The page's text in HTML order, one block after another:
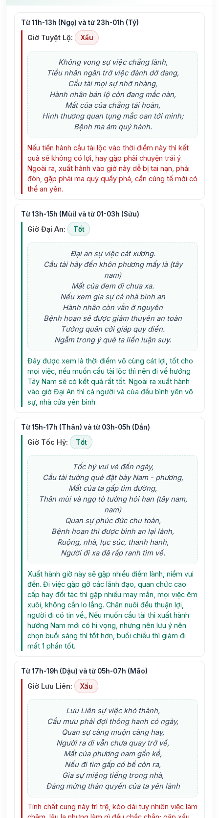
Từ 11h-13h (Ngọ) và từ 23h-01h (Tý)
Giờ Tuyệt Lộ: Xấu
Không vong sự việc chẳng lành,
Tiểu nhân ngăn trở việc đành dở dang,
Cầu tài mọi sự nhỡ nhàng,
Hành nhân bán lộ còn đang mắc nàn,
Mất của của chẳng tái hoàn,
Hình thương quan tụng mắc oan tới mình;
Bệnh ma ám quỷ hành.
Nếu tiến hành cầu tài lộc vào thời điểm này thì kết
quả sẽ không có lợi, hay gặp phải chuyện trái ý.
Ngoài ra, xuất hành vào giờ này dễ bị tai nạn, phải
đòn, gặp phải ma quỷ quấy phá, cần cúng tế mới có
thể an yên.
Từ 13h-15h (Mùi) và từ 01-03h (Sửu)
Giờ Đại An: Tốt
Đại an sự việc cát xương.
Cầu tài hãy đến khôn phương mấy là (tây
nam)
Mất của đem đi chưa xa.
Nếu xem gia sự cả nhà bình an
Hành nhân còn vẫn ở nguyên
Bệnh hoạn sẽ được giảm thuyên an toàn
Tướng quân cởi giáp quy điền.
Ngẫm trong ý quẻ ta liền luận suy.
Đây được xem là thời điểm vô cùng cát lợi, tốt cho
mọi việc, nếu muốn cầu tài lộc thì nên đi về hướng
Tây Nam sẽ có kết quả rất tốt. Ngoài ra xuất hành
vào giờ Đại An thì cả người và của đều bình yên vô
sự, nhà cửa yên bình.
Từ 15h-17h (Thân) và từ 03h-05h (Dần)
Giờ Tốc Hỷ: Tốt
Tốc hỷ vui vẻ đến ngày,
Cầu tài tưởng quẻ đặt bày Nam - phương,
Mất của ta gấp tìm đường,
Thân mùi và ngọ tỏ tường hỏi han (tây nam,
nam)
Quan sự phúc đức chu toàn,
Bệnh hoạn thì được bình an lại lành,
Ruộng, nhà, lục súc, thanh hanh,
Người đi xa đã rấp ranh tìm về.
Xuất hành giờ này sẽ gặp nhiều điềm lành, niềm vui
đến. Đi việc gặp gỡ các lãnh đạo, quan chức cao
cấp hay đối tác thì gặp nhiều may mắn, mọi việc êm
xuôi, không cần lo lắng. Chăn nuôi đều thuận lợi,
người đi có tin về., Nếu muốn cầu tài thì xuất hành
hướng Nam mới có hi vọng, nhưng nên lưu ý nên
chọn buổi sáng thì tốt hơn, buổi chiều thì giảm đi
mất 1 phần tốt.
Từ 17h-19h (Dậu) và từ 05h-07h (Mão)
Giờ Lưu Liên: Xấu
Lưu Liên sự việc khó thành,
Cầu mưu phải đợi thông hanh có ngày,
Quan sự càng muộn càng hay,
Người ra đi vẫn chưa quay trở về,
Mất của phương nam gần kề,
Nếu đi tìm gấp có bề còn ra,
Gia sự miệng tiếng trong nhà,
Đáng mừng thân quyến của ta yên lành
Tính chất cung này trì trệ, kéo dài tuy nhiên việc làm